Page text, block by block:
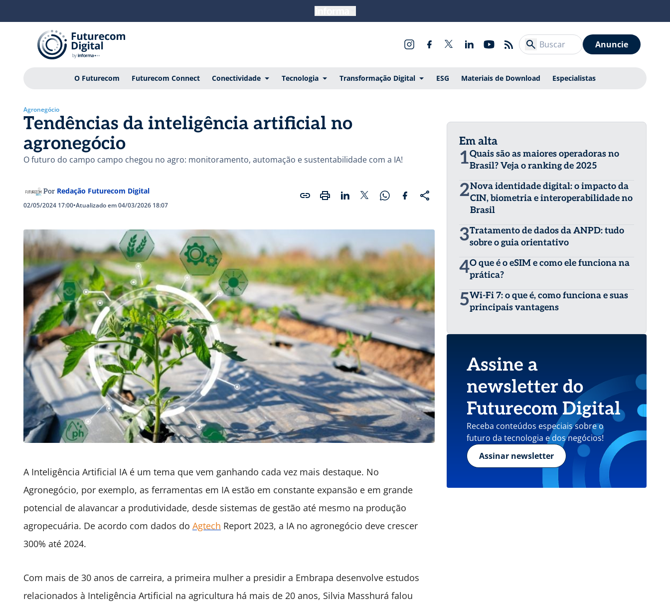
Anuncie
O Futurecom Futurecom Connect Conectividade Tecnologia Transformação Digital ESG Materiais de Download Especialistas
Agronegócio
Tendências da inteligência artificial no
agronegócio
O futuro do campo campo chegou no agro: monitoramento, automação e sustentabilidade com a IA!
Por Redação Futurecom Digital
02/05/2024 17:00•Atualizado em 04/03/2026 18:07
A Inteligência Artificial IA é um tema que vem ganhando cada vez mais destaque. No
Agronegócio, por exemplo, as ferramentas em IA estão em constante expansão e em grande
potencial de alavancar a produtividade, desde sistemas de gestão até mesmo na produção
agropecuária. De acordo com dados do Agtech Report 2023, a IA no agronegócio deve crescer
300% até 2024.
Com mais de 30 anos de carreira, a primeira mulher a presidir a Embrapa desenvolve estudos
relacionados à Inteligência Artificial na agricultura há mais de 20 anos, Silvia Masshurá falou
Em alta
1Quais são as maiores operadoras no
Brasil? Veja o ranking de 2025
2Nova identidade digital: o impacto da
CIN, biometria e interoperabilidade no
Brasil
3Tratamento de dados da ANPD: tudo
sobre o guia orientativo
4O que é o eSIM e como ele funciona na
prática?
5Wi-Fi 7: o que é, como funciona e suas
principais vantagens
Assine a
newsletter do
Futurecom Digital
Receba conteúdos especiais sobre o
futuro da tecnologia e dos negócios!
Assinar newsletter